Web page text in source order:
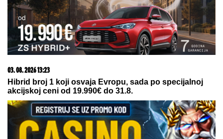
09. 08. 2026 06:24
Mame, danas ne čistimo kuću. Poštujemo Svetog
Panteliju